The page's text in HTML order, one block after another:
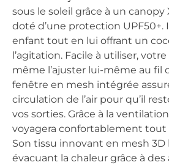
sous le soleil grâce à un
doté d’une protection UPF50+.
enfant tout en lui offrant un
l’agitation. Facile à utiliser,
même l’ajuster lui-même au fil
fenêtre en mesh intégrée
circulation de l’air pour qu’il
vos sorties. Grâce à la
voyagera confortablement tout
Son tissu innovant en mesh 3D
évacuant la chaleur grâce à des